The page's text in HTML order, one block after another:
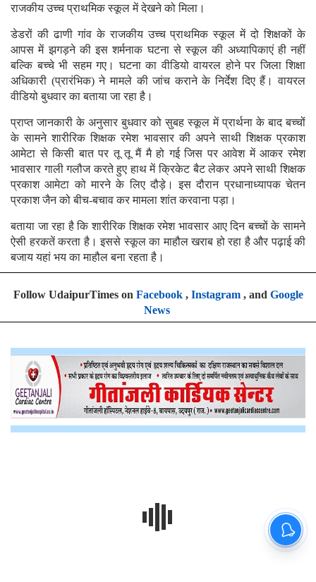
राजकीय उच्च प्राथमिक स्कूल में देखने को मिला।
डेडरों की ढाणी गांव के राजकीय उच्च प्राथमिक स्कूल में दो शिक्षकों के
आपस में झगड़ने की इस शर्मनाक घटना से स्कूल की अध्यापिकाएं ही नहीं
बल्कि बच्चे भी सहम गए। घटना का वीडियो वायरल होने पर जिला शिक्षा
अधिकारी (प्रारंभिक) ने मामले की जांच कराने के निर्देश दिए हैं। वायरल
वीडियो बुधवार का बताया जा रहा है।
प्राप्त जानकारी के अनुसार बुधवार को सुबह स्कूल में प्रार्थना के बाद बच्चों
के सामने शारीरिक शिक्षक रमेश भावसार की अपने साथी शिक्षक प्रकाश
आमेटा से किसी बात पर तू तू मैं मै हो गई जिस पर आवेश में आकर रमेश
भावसार गाली गलौज करते हुए हाथ में क्रिकेट बैट लेकर अपने साथी शिक्षक
प्रकाश आमेटा को मारने के लिए दौड़े। इस दौरान प्रधानाध्यापक चेतन
प्रकाश जैन को बीच-बचाव कर मामला शांत करवाना पड़ा।
बताया जा रहा है कि शारीरिक शिक्षक रमेश भावसार आए दिन बच्चों के सामने
ऐसी हरकतें करता है। इससे स्कूल का माहौल खराब हो रहा है और पढ़ाई की
बजाय यहां भय का माहौल बना रहता है।
Follow UdaipurTimes on Facebook, Instagram, and Google
News